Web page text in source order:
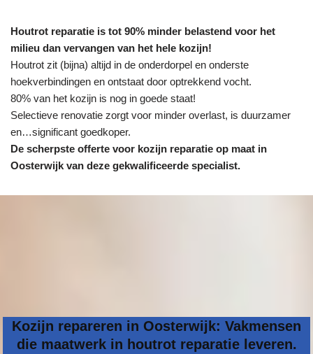
Houtrot reparatie is tot 90% minder belastend voor het
milieu dan vervangen van het hele kozijn!
Houtrot zit (bijna) altijd in de onderdorpel en onderste
hoekverbindingen en ontstaat door optrekkend vocht.
80% van het kozijn is nog in goede staat!
Selectieve renovatie zorgt voor minder overlast, is duurzamer
en…significant goedkoper.
De scherpste offerte voor kozijn reparatie op maat in
Oosterwijk van deze gekwalificeerde specialist.
Kozijn repareren in Oosterwijk: Vakmensen
die maatwerk in houtrot reparatie leveren.